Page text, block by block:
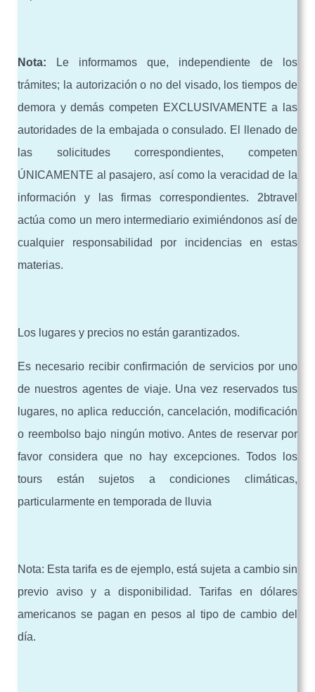
Nota: Le informamos que, independiente de los
trámites; la autorización o no del visado, los tiempos de
demora y demás competen EXCLUSIVAMENTE a las
autoridades de la embajada o consulado. El llenado de
las solicitudes correspondientes, competen
ÚNICAMENTE al pasajero, así como la veracidad de la
información y las firmas correspondientes. 2btravel
actúa como un mero intermediario eximiéndonos así de
cualquier responsabilidad por incidencias en estas
materias.
Los lugares y precios no están garantizados.
Es necesario recibir confirmación de servicios por uno
de nuestros agentes de viaje. Una vez reservados tus
lugares, no aplica reducción, cancelación, modificación
o reembolso bajo ningún motivo. Antes de reservar por
favor considera que no hay excepciones. Todos los
tours están sujetos a condiciones climáticas,
particularmente en temporada de lluvia
Nota: Esta tarifa es de ejemplo, está sujeta a cambio sin
previo aviso y a disponibilidad. Tarifas en dólares
americanos se pagan en pesos al tipo de cambio del
día.